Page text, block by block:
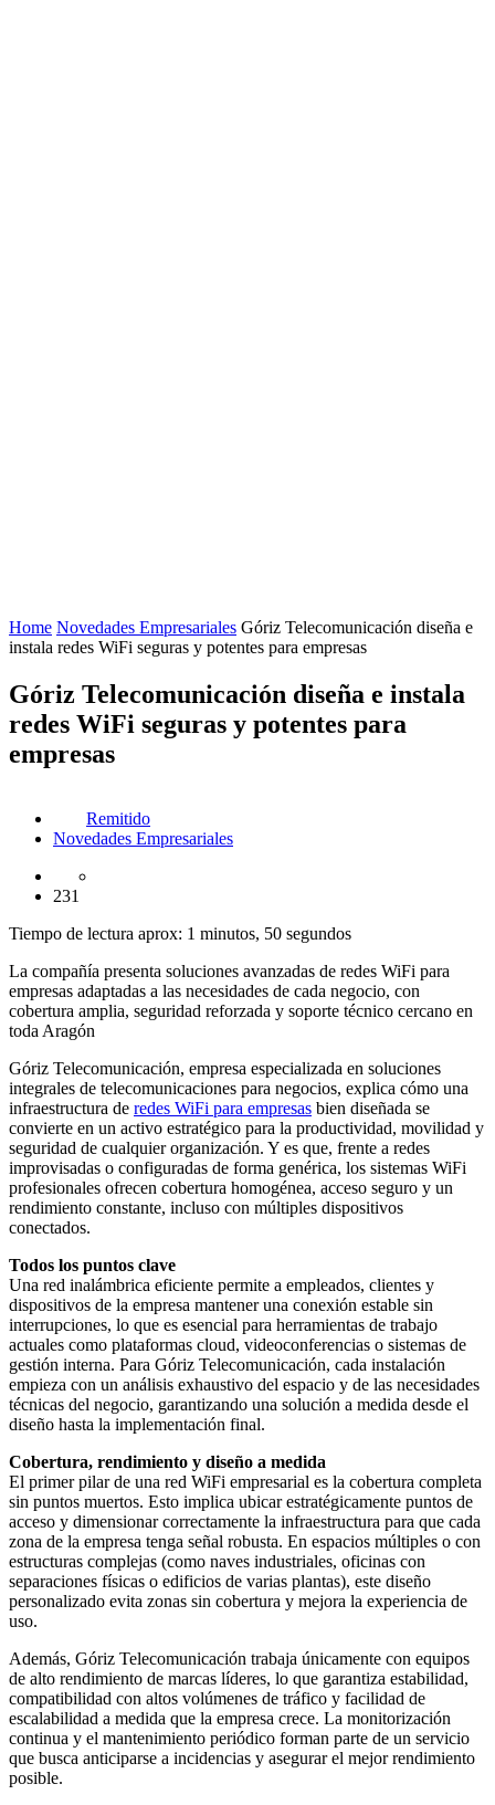
Home Novedades Empresariales Góriz Telecomunicación diseña e
instala redes WiFi seguras y potentes para empresas
Góriz Telecomunicación diseña e instala
redes WiFi seguras y potentes para
empresas
Remitido
Novedades Empresariales
231
Tiempo de lectura aprox: 1 minutos, 50 segundos
La compañía presenta soluciones avanzadas de redes WiFi para
empresas adaptadas a las necesidades de cada negocio, con
cobertura amplia, seguridad reforzada y soporte técnico cercano en
toda Aragón
Góriz Telecomunicación, empresa especializada en soluciones
integrales de telecomunicaciones para negocios, explica cómo una
infraestructura de redes WiFi para empresas bien diseñada se
convierte en un activo estratégico para la productividad, movilidad y
seguridad de cualquier organización. Y es que, frente a redes
improvisadas o configuradas de forma genérica, los sistemas WiFi
profesionales ofrecen cobertura homogénea, acceso seguro y un
rendimiento constante, incluso con múltiples dispositivos
conectados.
Todos los puntos clave
Una red inalámbrica eficiente permite a empleados, clientes y
dispositivos de la empresa mantener una conexión estable sin
interrupciones, lo que es esencial para herramientas de trabajo
actuales como plataformas cloud, videoconferencias o sistemas de
gestión interna. Para Góriz Telecomunicación, cada instalación
empieza con un análisis exhaustivo del espacio y de las necesidades
técnicas del negocio, garantizando una solución a medida desde el
diseño hasta la implementación final.
Cobertura, rendimiento y diseño a medida
El primer pilar de una red WiFi empresarial es la cobertura completa
sin puntos muertos. Esto implica ubicar estratégicamente puntos de
acceso y dimensionar correctamente la infraestructura para que cada
zona de la empresa tenga señal robusta. En espacios múltiples o con
estructuras complejas (como naves industriales, oficinas con
separaciones físicas o edificios de varias plantas), este diseño
personalizado evita zonas sin cobertura y mejora la experiencia de
uso.
Además, Góriz Telecomunicación trabaja únicamente con equipos
de alto rendimiento de marcas líderes, lo que garantiza estabilidad,
compatibilidad con altos volúmenes de tráfico y facilidad de
escalabilidad a medida que la empresa crece. La monitorización
continua y el mantenimiento periódico forman parte de un servicio
que busca anticiparse a incidencias y asegurar el mejor rendimiento
posible.